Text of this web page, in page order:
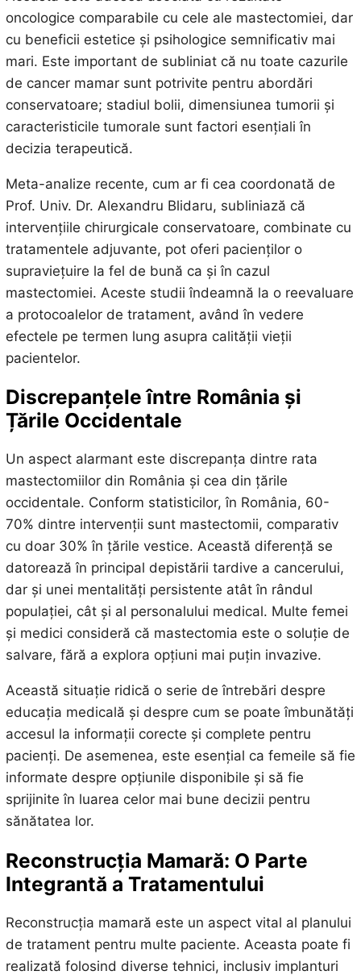
oncologice comparabile cu cele ale mastectomiei, dar
cu beneficii estetice și psihologice semnificativ mai
mari. Este important de subliniat că nu toate cazurile
de cancer mamar sunt potrivite pentru abordări
conservatoare; stadiul bolii, dimensiunea tumorii și
caracteristicile tumorale sunt factori esențiali în
decizia terapeutică.
Meta-analize recente, cum ar fi cea coordonată de
Prof. Univ. Dr. Alexandru Blidaru, subliniază că
intervențiile chirurgicale conservatoare, combinate cu
tratamentele adjuvante, pot oferi pacienților o
supraviețuire la fel de bună ca și în cazul
mastectomiei. Aceste studii îndeamnă la o reevaluare
a protocoalelor de tratament, având în vedere
efectele pe termen lung asupra calității vieții
pacientelor.
Discrepanțele între România și
Țările Occidentale
Un aspect alarmant este discrepanța dintre rata
mastectomiilor din România și cea din țările
occidentale. Conform statisticilor, în România, 60-
70% dintre intervenții sunt mastectomii, comparativ
cu doar 30% în țările vestice. Această diferență se
datorează în principal depistării tardive a cancerului,
dar și unei mentalități persistente atât în rândul
populației, cât și al personalului medical. Multe femei
și medici consideră că mastectomia este o soluție de
salvare, fără a explora opțiuni mai puțin invazive.
Această situație ridică o serie de întrebări despre
educația medicală și despre cum se poate îmbunătăți
accesul la informații corecte și complete pentru
pacienți. De asemenea, este esențial ca femeile să fie
informate despre opțiunile disponibile și să fie
sprijinite în luarea celor mai bune decizii pentru
sănătatea lor.
Reconstrucția Mamară: O Parte
Integrantă a Tratamentului
Reconstrucția mamară este un aspect vital al planului
de tratament pentru multe paciente. Aceasta poate fi
realizată folosind diverse tehnici, inclusiv implanturi